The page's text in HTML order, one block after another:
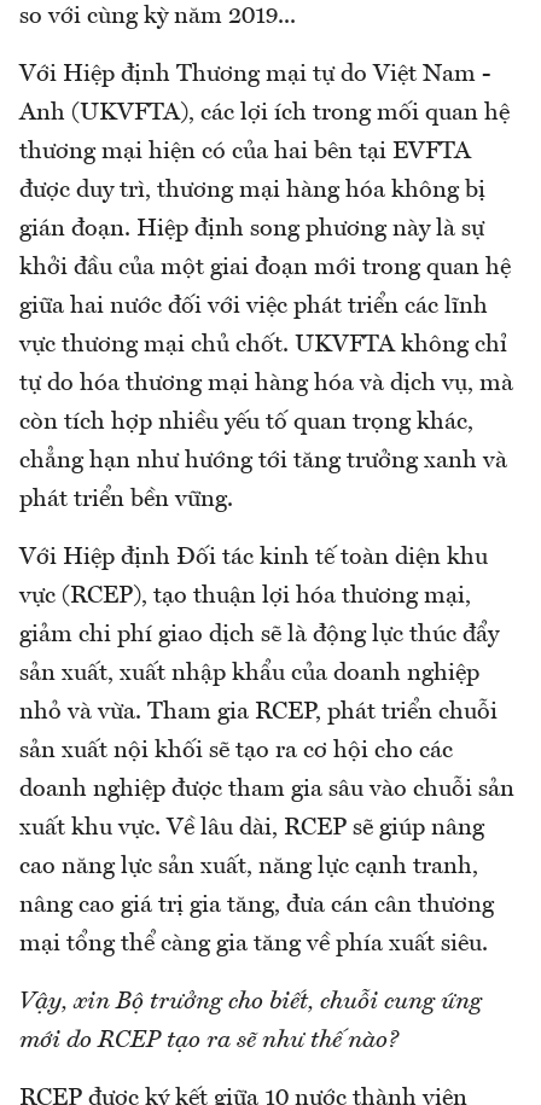
so với cùng kỳ năm 2019...
Với Hiệp định Thương mại tự do Việt Nam -
Anh (UKVFTA), các lợi ích trong mối quan hệ
thương mại hiện có của hai bên tại EVFTA
được duy trì, thương mại hàng hóa không bị
gián đoạn. Hiệp định song phương này là sự
khởi đầu của một giai đoạn mới trong quan hệ
giữa hai nước đối với việc phát triển các lĩnh
vực thương mại chủ chốt. UKVFTA không chỉ
tự do hóa thương mại hàng hóa và dịch vụ, mà
còn tích hợp nhiều yếu tố quan trọng khác,
chẳng hạn như hướng tới tăng trưởng xanh và
phát triển bền vững.
Với Hiệp định Đối tác kinh tế toàn diện khu
vực (RCEP), tạo thuận lợi hóa thương mại,
giảm chi phí giao dịch sẽ là động lực thúc đẩy
sản xuất, xuất nhập khẩu của doanh nghiệp
nhỏ và vừa. Tham gia RCEP, phát triển chuỗi
sản xuất nội khối sẽ tạo ra cơ hội cho các
doanh nghiệp được tham gia sâu vào chuỗi sản
xuất khu vực. Về lâu dài, RCEP sẽ giúp nâng
cao năng lực sản xuất, năng lực cạnh tranh,
nâng cao giá trị gia tăng, đưa cán cân thương
mại tổng thể càng gia tăng về phía xuất siêu.
Vậy, xin Bộ trưởng cho biết, chuỗi cung ứng
mới do RCEP tạo ra sẽ như thế nào?
RCEP được ký kết giữa 10 nước thành viên